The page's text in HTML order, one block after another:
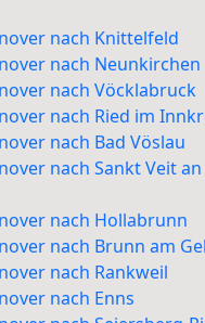
nach Knittelfeld
nach Neunkirchen
nach Vöcklabruck
nach Ried im
nach Bad Vöslau
nach Sankt Veit
nach Hollabrunn
nach Brunn am
nach Rankweil
nach Enns